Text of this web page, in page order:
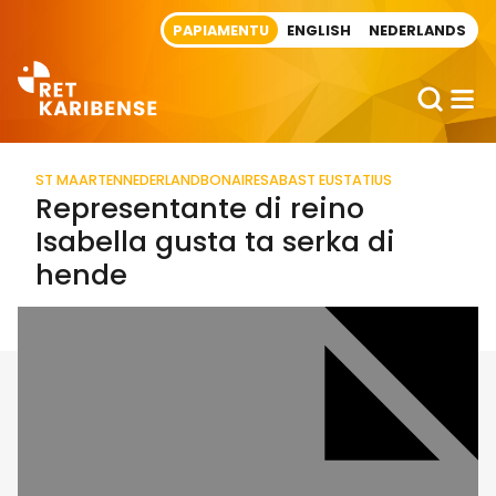
PAPIAMENTU ENGLISH NEDERLANDS
ST MAARTENNEDERLANDBONAIRESABAST EUSTATIUS
Representante di reino
Isabella gusta ta serka di
hende